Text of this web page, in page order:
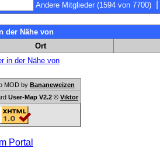
Andere Mitglieder (1594 von 7700)
der Nähe von
Ort
in der Nähe von
MOD by Bananeweizen
User-Map V2.2 © Viktor